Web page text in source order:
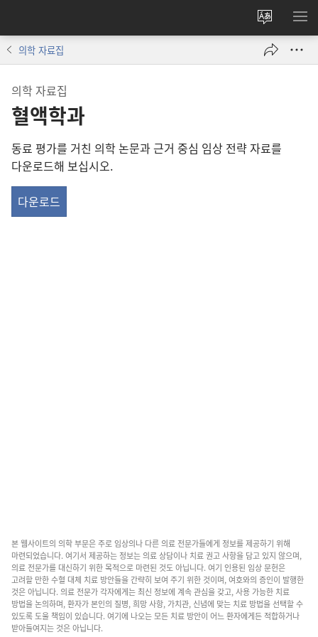
사이트
언어
변경
메
의학 자료집
의학 자료집
혈액학과
동료 평가를 거친 의학 논문과 근거 중심 임상 전략 자료를
다운로드해 보십시오.
다운로드
본 웹사이트의 의학 부문은 주로 임상의나 다른 의료 전문가들에게 정보를 제공하기 위해
마련되었습니다. 여기서 제공하는 정보는 의료 상담이나 치료 권고 사항을 담고 있지 않으며,
의료 전문가를 대신하기 위한 목적으로 마련된 것도 아닙니다. 여기 인용된 임상 문헌은
고려할 만한 수혈 대체 치료 방안들을 간략히 보여 주기 위한 것이며, 여호와의 증인이 발행한
것은 아닙니다. 의료 전문가 각자에게는 최신 정보에 계속 관심을 갖고, 사용 가능한 치료
방법을 논의하며, 환자가 본인의 질병, 희망 사항, 가치관, 신념에 맞는 치료 방법을 선택할 수
있도록 도울 책임이 있습니다. 여기에 나오는 모든 치료 방안이 어느 환자에게든 적합하거나
받아들여지는 것은 아닙니다.